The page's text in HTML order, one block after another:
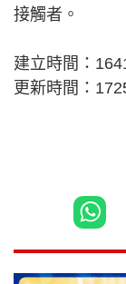
接觸者。
建立時間：
更新時間：